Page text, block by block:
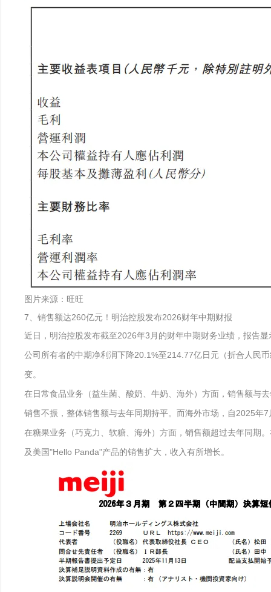
图片来源：旺旺
7、销售额达260亿元！明治控股发布2026财年中期财报
近日，明治控股发布截至2026年3月的财年中期财务业绩，报告
公司所有者的中期净利润下降20.1%至214.77亿日元（折合人民
变。
在日常食品业务（益生菌、酸奶、牛奶、海外）方面，销售额与
销售不振，整体销售额与去年同期持平。而海外市场，自2025年
在糖果业务（巧克力、软糖、海外）方面，销售额超过去年同期
及美国"Hello Panda"产品的销售扩大，收入有所增长。